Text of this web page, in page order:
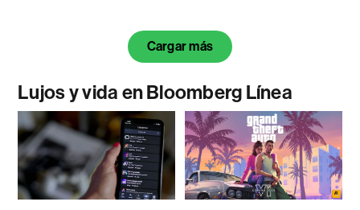
Cargar más
Lujos y vida en Bloomberg Línea